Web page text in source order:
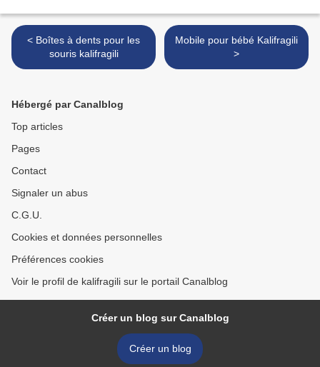
< Boîtes à dents pour les
souris kalifragili
Mobile pour bébé Kalifragili
>
Hébergé par Canalblog
Top articles
Pages
Contact
Signaler un abus
C.G.U.
Cookies et données personnelles
Préférences cookies
Voir le profil de kalifragili sur le portail Canalblog
Créer un blog sur Canalblog
Créer un blog